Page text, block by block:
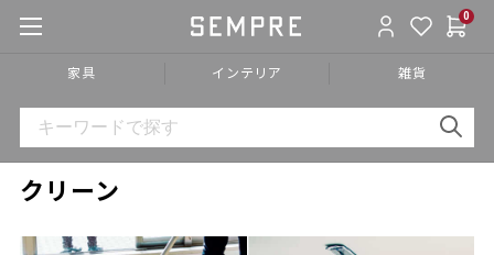
0
家具 インテリア 雑貨
クリーン